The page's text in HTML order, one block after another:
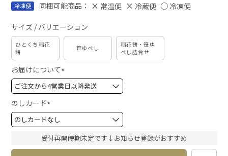
冷凍便 同梱可能商品： 常温便 冷蔵便 冷凍便
サイズ / バリエーション
ひとくち稲花
餅
笹ゆべし
稲花餅・笹ゆ
べし詰合せ
お届けについて
(
必
)
のしカード
(
必
須
)
受付再開時期未定です↓お知らせ登録がおすすめ